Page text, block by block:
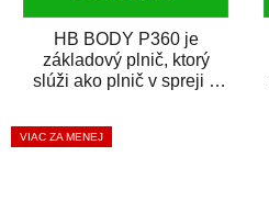
HB BODY P360 je
základový plnič, ktorý
slúži ako plnič v spreji a
zároveň. HB BODY...
VIAC ZA MENEJ